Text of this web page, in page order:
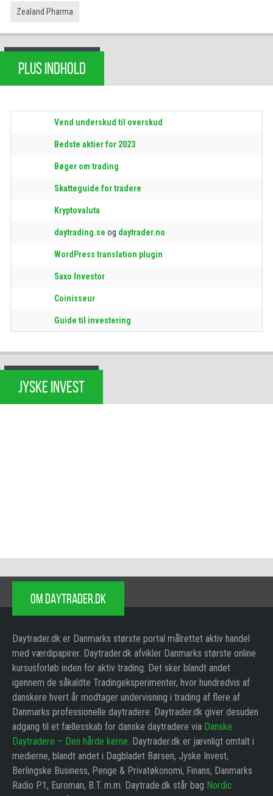
Zealand Pharma
PLUS INDHOLD
Vend underskud til overskud
Bedste aktier for 2023
Bøger om trading
Skatteguide for tradere
Kryptovaluta
daytrading.se og daytrader.no
WordPress translation plugin
Saxo Investor
Coinisseur
Guide til investering
JYSKE INVEST
OM DAYTRADER.DK
Daytrader.dk er Danmarks største portal målrettet aktiv handel
med værdipapirer. Daytrader.dk afvikler Danmarks største online
kursusforløb inden for aktiv trading. Det sker blandt andet
igennem de såkaldte Tradingeksperimenter, hvor hundredvis af
danskere hvert år modtager undervisning i trading af flere af
Danmarks professionelle daytradere. Daytrader.dk giver desuden
adgang til et fællesskab for danske daytradere via Danske
Daytradere – Den hårde kerne. Daytrader.dk er jævnligt omtalt i
medierne, blandt andet i Dagbladet Børsen, Jyske Invest,
Berlingske Business, Penge & Privatøkonomi, Finans, Danmarks
Radio P1, Euroman, B.T. m.m. Daytrade.dk står bag Nordic